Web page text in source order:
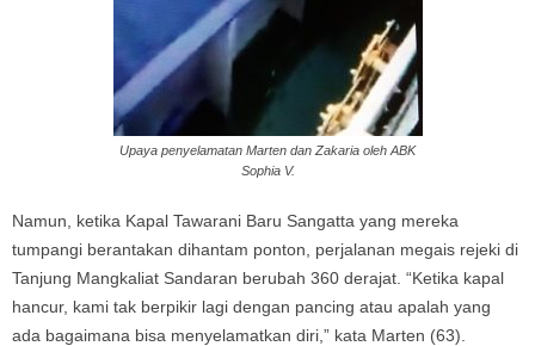
Upaya penyelamatan Marten dan Zakaria oleh ABK
Sophia V.
Namun, ketika Kapal Tawarani Baru Sangatta yang mereka
tumpangi berantakan dihantam ponton, perjalanan megais rejeki di
Tanjung Mangkaliat Sandaran berubah 360 derajat. “Ketika kapal
hancur, kami tak berpikir lagi dengan pancing atau apalah yang
ada bagaimana bisa menyelamatkan diri,” kata Marten (63).